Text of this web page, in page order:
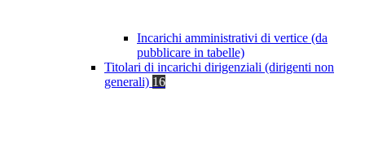
Incarichi amministrativi di vertice (da
pubblicare in tabelle)
Titolari di incarichi dirigenziali (dirigenti non
generali) 16